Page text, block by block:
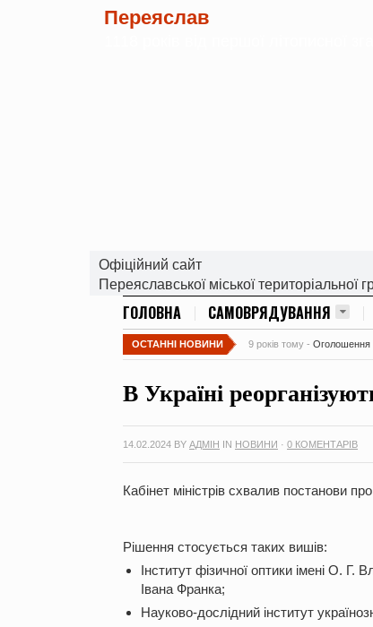
Переяслав
Офіційний сайт
Переяславської міської територіальної
ГОЛОВНА САМОВРЯДУВАННЯ
ОСТАННІ НОВИНИ 9 років тому - Оголошення
В Україні
14.02.2024 BY АДМІН IN НОВИНИ · 0 КОМЕНТАРІВ
Кабінет міністрів схвалив постанови
Рішення стосується таких вишів:
Інститут фізичної оптики імені О. Г.
Івана Франка;
Науково-дослідний інститут